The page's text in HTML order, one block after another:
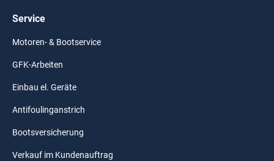
Service
Motoren- & Bootservice
GFK-Arbeiten
Einbau el. Geräte
Antifoulinganstrich
Bootsversicherung
Verkauf im Kundenauftrag